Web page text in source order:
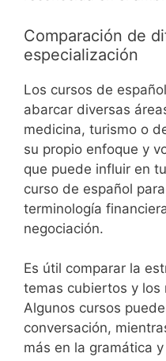
Comparación de
especialización
Los cursos de
abarcar diversas
medicina, turismo o
su propio enfoque y
que puede influir en
curso de español
terminología
negociación.
Es útil comparar la
temas cubiertos y los
Algunos cursos
conversación,
más en la gramática